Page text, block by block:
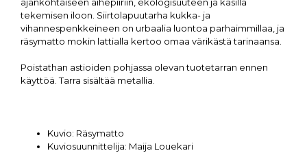
tekemisen iloon. Siirtolapuutarha kukka- ja
vihannespenkkeineen on urbaalia luontoa parhaimmillaa, ja
räsymatto mokin lattialla kertoo omaa värikästä tarinaansa.
Poistathan astioiden pohjassa olevan tuotetarran ennen
käyttöä. Tarra sisältää metallia.
Kuvio: Räsymatto
Kuviosuunnittelija: Maija Louekari